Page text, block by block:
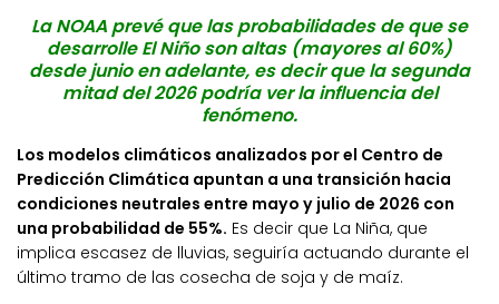
La NOAA prevé que las probabilidades de que se
desarrolle El Niño son altas (mayores al 60%)
desde junio en adelante, es decir que la segunda
mitad del 2026 podría ver la influencia del
fenómeno.
Los modelos climáticos analizados por el Centro de
Predicción Climática apuntan a una transición hacia
condiciones neutrales entre mayo y julio de 2026 con
una probabilidad de 55%. Es decir que La Niña, que
implica escasez de lluvias, seguiría actuando durante el
último tramo de las cosecha de soja y de maíz.